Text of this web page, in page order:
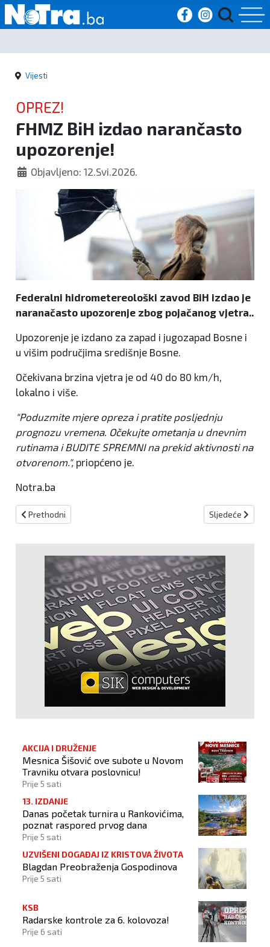
Početna
Vijesti
Sport
Kultura
Crna
kronika
Politika
Zanimljivosti
Vijesti
OPREZ!
FHMZ BiH izdao narančasto
upozorenje!
Objavljeno: 12.Svi.2026.
Federalni hidrometereološki zavod BiH izdao je
naranačasto upozorenje zbog pojačanog vjetra..
Upozorenje je izdano za zapad i jugozapad Bosne i
u višim područjima središnje Bosne.
Očekivana brzina vjetra je od 40 do 80 km/h,
lokalno i više.
"Poduzmite mjere opreza i pratite posljednju
prognozu vremena. Očekujte ometanja u dnevnim
rutinama i BUDITE SPREMNI na prekid aktivnosti na
otvorenom.", priopćeno je.
Notra.ba
Prethodni članak: Radarske kontrole za 12. svibnja
Prethodni Sljedeći
Sljedeće
AKCIJA I DRUŽENJE
Mesnica Šišović ove subote u Novom
Travniku otvara poslovnicu!
Prije 5 sati
13. IZDANJE
Danas početak turnira u Rankovićima,
poznat raspored prvog dana
Prije 5 sati
UZVIŠENI DOGAĐAJ IZ KRISTOVA ŽIVOTA
Blagdan Preobraženja Gospodinova
Prije 5 sati
KSB
Radarske kontrole za 6. kolovoza!
Prije 6 sati